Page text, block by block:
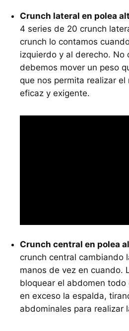
Crunch lateral en polea
4 series de 20 crunch
crunch lo contamos
izquierdo y al derecho. No
debemos mover un peso
que nos permita realizar
eficaz y exigente.
Crunch central en polea
crunch central cambiando
manos de vez en cuando.
bloquear el abdomen todo
en exceso la espalda,
abdominales para realizar